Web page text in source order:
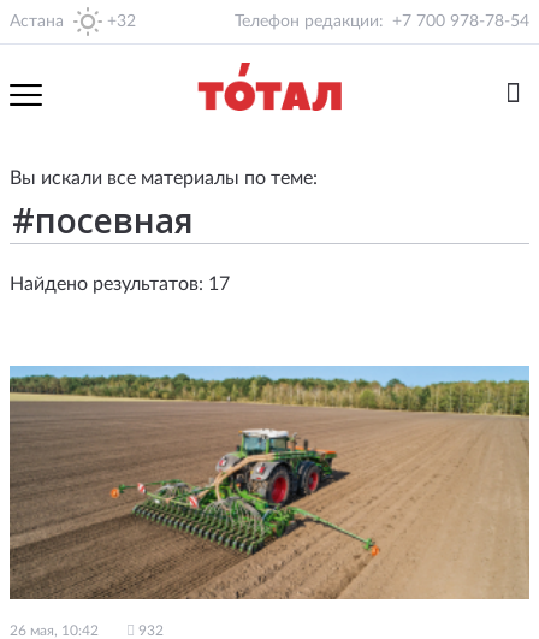
Астана +32 Телефон редакции: +7 700 978-78-54
Вы искали все материалы по теме:
Найдено результатов: 17
26 мая, 10:42 932